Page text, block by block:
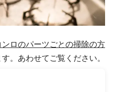
ロのパーツごとの掃除の方
。あわせてご覧ください。